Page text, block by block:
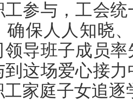
工参与，工会
确保人人知晓
领导班子成员
到这场爱心接
工家庭子女追逐